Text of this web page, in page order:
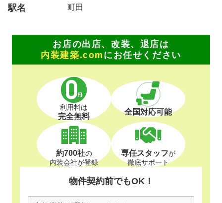
駅名 町田
お店の出店、改装、退店は
内装建築.com にお任せください
利用料は
完全無料 全国対応可能
約700社の
内装会社が登録
専任スタッフが
徹底サポート
物件契約前でもOK！